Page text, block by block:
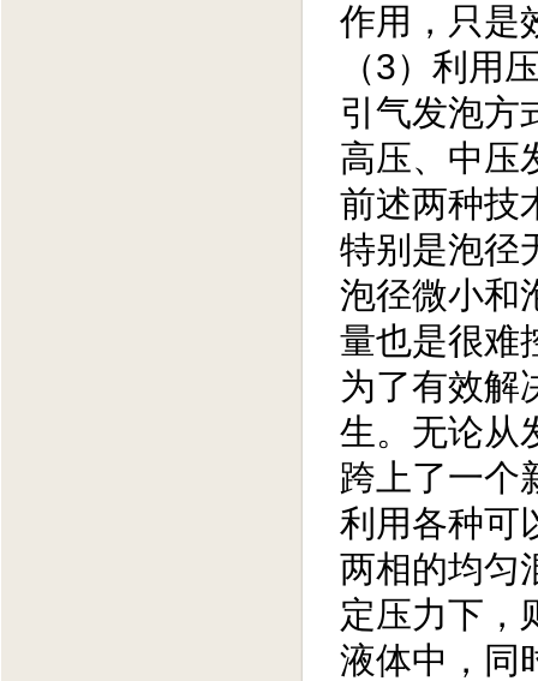
作用，只是
（3）利用
引气发泡方
高压、中压
前述两种技
特别是泡径
泡径微小和
量也是很难
为了有效解
生。无论从
跨上了一个
利用各种可
两相的均匀
定压力下，
液体中，同